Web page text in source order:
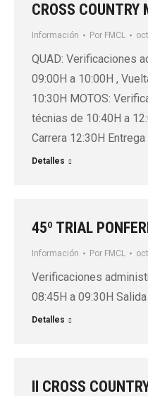
CROSS COUNTRY
Información Por FMCL
QUAD: Verificaciones
09:00H a 10:00H ,
10:30H MOTOS:
técnias de 10:40H a
Carrera 12:30H
Detalles
45º TRIAL
Información Por FMCL
Verificaciones
08:45H a 09:30H
Detalles
II CROSS